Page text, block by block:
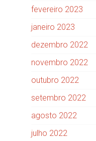
fevereiro 2023
janeiro 2023
dezembro 2022
novembro 2022
outubro 2022
setembro 2022
agosto 2022
julho 2022